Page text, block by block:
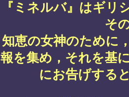
『ミネルバ』はギリ
そ
知恵の女神のために
報を集め，それを基
にお告げする